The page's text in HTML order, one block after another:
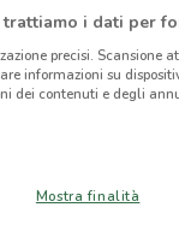
i dati per
precisi. Scansione
informazioni su
dei contenuti e degli
Mostra finalità